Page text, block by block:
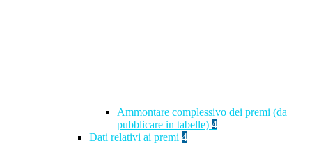
Ammontare complessivo dei premi (da
pubblicare in tabelle) 4
Dati relativi ai premi 4